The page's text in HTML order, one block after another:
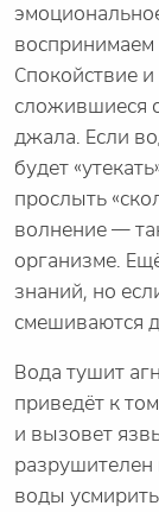
Спокойствие
сложившиеся
джала. Если
будет
прослыть
волнение —
организме.
знаний, но
смешиваются
Вода тушит
приведёт к
и вызовет
разрушителен
воды